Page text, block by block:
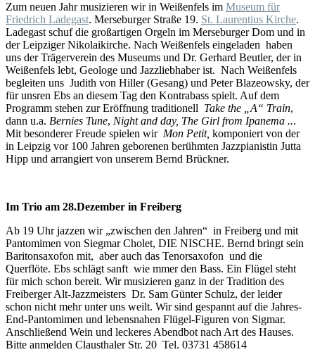
Zum neuen Jahr musizieren wir in Weißenfels im Museum für
Friedrich Ladegast. Merseburger Straße 19. St. Laurentius Kirche.
Ladegast schuf die großartigen Orgeln im Merseburger Dom und in
der Leipziger Nikolaikirche. Nach Weißenfels eingeladen haben
uns der Trägerverein des Museums und Dr. Gerhard Beutler, der in
Weißenfels lebt, Geologe und Jazzliebhaber ist. Nach Weißenfels
begleiten uns Judith von Hiller (Gesang) und Peter Blazeowsky, der
für unsren Ebs an diesem Tag den Kontrabass spielt. Auf dem
Programm stehen zur Eröffnung traditionell Take the „A“ Train,
dann u.a. Bernies Tune, Night and day, The Girl from Ipanema ...
Mit besonderer Freude spielen wir Mon Petit, komponiert von der
in Leipzig vor 100 Jahren geborenen berühmten Jazzpianistin Jutta
Hipp und arrangiert von unserem Bernd Brückner.
Im Trio am 28.Dezember in Freiberg
Ab 19 Uhr jazzen wir „zwischen den Jahren“ in Freiberg und mit
Pantomimen von Siegmar Cholet, DIE NISCHE. Bernd bringt sein
Baritonsaxofon mit, aber auch das Tenorsaxofon und die
Querflöte. Ebs schlägt sanft wie mmer den Bass. Ein Flügel steht
für mich schon bereit. Wir musizieren ganz in der Tradition des
Freiberger Alt-Jazzmeisters Dr. Sam Günter Schulz, der leider
schon nicht mehr unter uns weilt. Wir sind gespannt auf die Jahres-
End-Pantomimen und lebensnahen Flügel-Figuren von Sigmar.
Anschließend Wein und leckeres Abendbot nach Art des Hauses.
Bitte anmelden Clausthaler Str. 20 Tel. 03731 458614